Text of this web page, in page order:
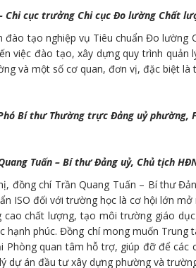
Chi cục trưởng Chi cục Đo lường Chất
đào tạo nghiệp vụ Tiêu chuẩn Đo
việc đào tạo, xây dựng quy trình
và một số cơ quan, đơn vị, đặc biệt là
Bí thư Thường trực Đảng uỷ
Tuấn – Bí thư Đảng uỷ, Chủ tịch
chí Trần Quang Tuấn – Bí thư
ISO đối với trường học là cơ hội lớn
chất lượng, tạo môi trường giáo
hạnh phúc. Đồng chí mong muốn
Phòng quan tâm hỗ trợ, giúp đỡ để
dự án đầu tư xây dựng phường và